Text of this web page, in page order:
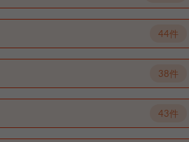
44件
38件
43件